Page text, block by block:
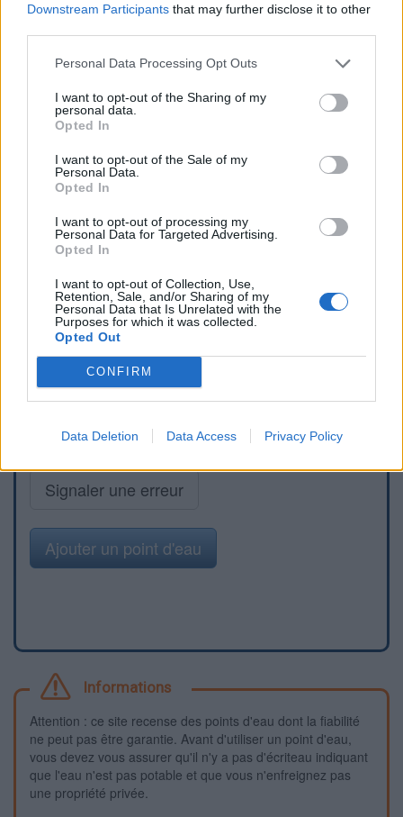
Downstream Participants that may further disclose it to other
Personal Data Processing Opt Outs
I want to opt-out of the Sharing of my
personal data.
Opted In
I want to opt-out of the Sale of my
Personal Data.
Opted In
I want to opt-out of processing my
Personal Data for Targeted Advertising.
Opted In
I want to opt-out of Collection, Use,
Retention, Sale, and/or Sharing of my
Personal Data that Is Unrelated with the
Purposes for which it was collected.
Opted Out
CONFIRM
Data Deletion Data Access Privacy Policy
Signaler une erreur
Ajouter un point d'eau
Informations
Attention : ce site recense des points d'eau dont la fiabilité
ne peut pas être garantie. Avant d'utiliser un point d'eau,
vous devez vous assurer qu'il n'y a pas d'écriteau indiquant
que l'eau n'est pas potable et que vous n'enfreignez pas
une propriété privée.